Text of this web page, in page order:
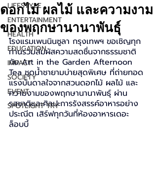
LIFESTYLE
ENTERTAINMENT
HEALTH
EDUCATION
IMPACT
SOCIETY
EVENT
SPOTLIGHT TRY
ดอกไม้ ผลไม้ และความงาม
ของพฤกษานานาพันธุ์
โรงแรมเพนนินซูลา กรุงเทพฯ ขอเชิญทุก
ท่านร่วมสัมผัสความสดชื่นจากธรรมชาติ
กับ Art in the Garden Afternoon
Tea ชุดน้ำชายามบ่ายสุดพิเศษ ที่ถ่ายทอด
แรงบันดาลใจจากสวนดอกไม้ ผลไม้ และ
ความงามของพฤกษานานาพันธุ์ ผ่าน
รสชาติและศิลปะการรังสรรค์อาหารอย่าง
ประณีต เสิร์ฟทุกวันที่ห้องอาหารเดอะ
ล็อบบี้